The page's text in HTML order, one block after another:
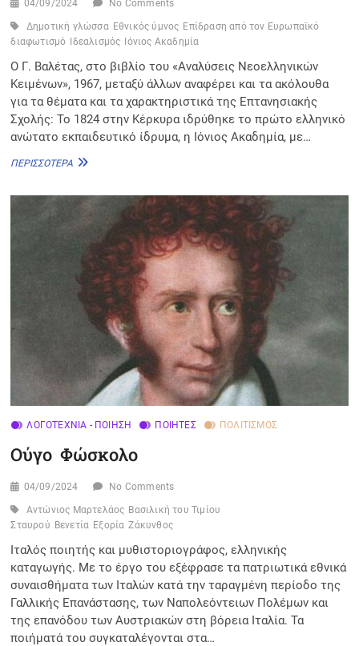
04/09/2024 No Comments
Δημοτική γλώσσα Εθνικός ύμνος Επίδραση από τον Ευρωπαϊκό
διαφωτισμό Ιδεαλισμός Ιόνιος Ακαδημία
Ο Γ. Βαλέτας, στο βιβλίο του «Αναλύσεις Νεοελληνικών
Κειμένων», 1967, μεταξύ άλλων αναφέρει και τα ακόλουθα
για τα θέματα και τα χαρακτηριστικά της Επτανησιακής
Σχολής: Το 1824 στην Κέρκυρα ιδρύθηκε το πρώτο ελληνικό
ανώτατο εκπαιδευτικό ίδρυμα, η Ιόνιος Ακαδημία, με…
ΠΕΡΙΣΣΌΤΕΡΑ ΘΈΜΑΤΑ
ΤΗΣ
ΕΠΤΑΝΗΣΙΑΚΉΣ
ΣΧΟΛΉΣ
ΛΟΓΟΤΕΧΝΊΑ - ΠΟΊΗΣΗ ΠΟΙΗΤΈΣ ΠΟΛΙΤΙΣΜΌΣ
Ούγο Φώσκολο
04/09/2024 No Comments
Αντώνιος Μαρτελάος Βασιλική του Τιμίου
Σταυρού Βενετία Εξορία Ζάκυνθος
Ιταλός ποιητής και μυθιστοριογράφος, ελληνικής
καταγωγής. Με το έργο του εξέφρασε τα πατριωτικά εθνικά
συναισθήματα των Ιταλών κατά την ταραγμένη περίοδο της
Γαλλικής Επανάστασης, των Ναπολεόντειων Πολέμων και
της επανόδου των Αυστριακών στη βόρεια Ιταλία. Τα
ποιήματά του συγκαταλέγονται στα…